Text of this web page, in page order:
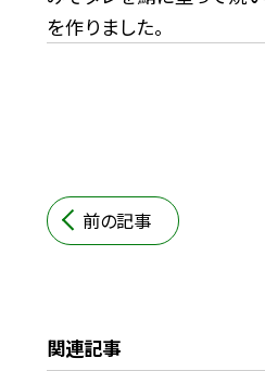
を作りました。
前の記事
関連記事